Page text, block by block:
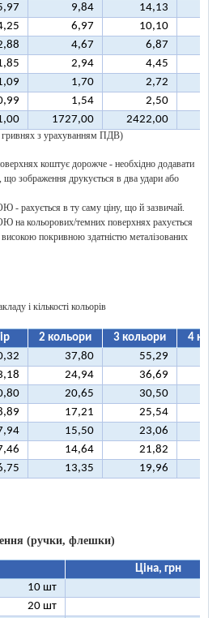
9,84 14,13
6,97 10,10
4,67 6,87
2,94 4,45
1,70 2,72
1,54 2,50
1727,00 2422,00
гривнях з урахуванням ПДВ)
коштує дорожче - необхідно додавати
що зображення друкується в два удари або
в ту саму ціну, що й зазвичай.
кольорових/темних поверхнях рахується
покривною здатністю металізованих
і кількості кольорів
2 кольори 3 кольори
4
37,80 55,29
24,94 36,69
20,65 30,50
17,21 25,54
15,50 23,06
14,64 21,82
13,35 19,96
(ручки, флешки)
Ціна, грн
10 шт
20 шт